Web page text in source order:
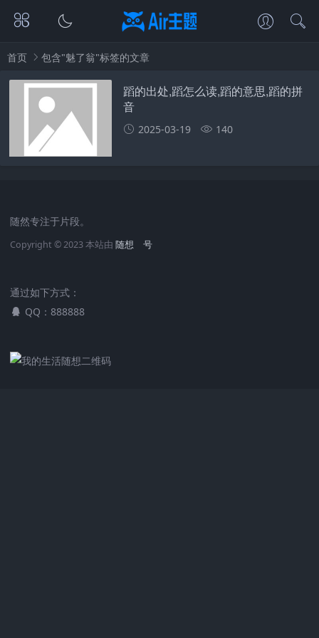
首页 包含"魅了翁"标签的文章
蹈的出处,蹈怎么读,蹈的意思,蹈的拼
音
2025-03-19 140
随然专注于片段。
Copyright © 2023 本站由 随想 号
通过如下方式：
QQ：888888